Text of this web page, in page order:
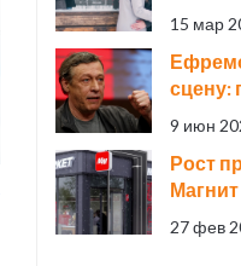
200
лет с
15 мар
сцену:
9 июн
Рост
Магнит
27 фев